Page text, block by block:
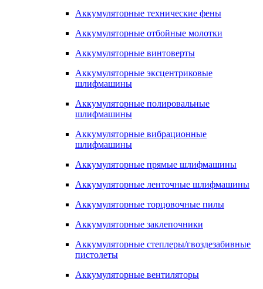
Аккумуляторные технические фены
Аккумуляторные отбойные молотки
Аккумуляторные винтоверты
Аккумуляторные эксцентриковые
шлифмашины
Аккумуляторные полировальные
шлифмашины
Аккумуляторные вибрационные
шлифмашины
Аккумуляторные прямые шлифмашины
Аккумуляторные ленточные шлифмашины
Аккумуляторные торцовочные пилы
Аккумуляторные заклепочники
Аккумуляторные степлеры/гвоздезабивные
пистолеты
Аккумуляторные вентиляторы